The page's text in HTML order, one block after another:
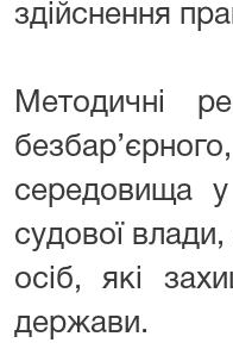
здійснення
Методичні
середовища
судової
осіб, які
держави.